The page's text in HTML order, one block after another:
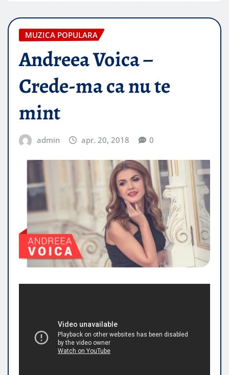
MUZICA POPULARA
Andreea Voica –
Crede-ma ca nu te
mint
admin apr. 20, 2018 0